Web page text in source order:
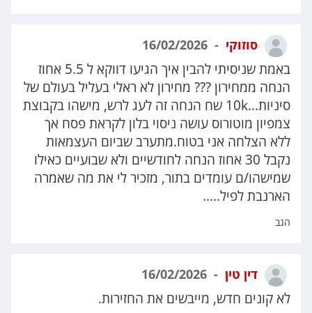
סוזוקי
באמת שניסיתי להבין איך הגיעו דווקא ל 5.5 אחוז
הנחה ממחירון ??? מחירון לא ראלי בעליל בעולם של
סיניות...10k שח הנחה זה לעג לרש, מישהו בקבוצת
צמפיון מוטורוס עושה ניסוי בלון לקראת פסח אך
ללא הצלחה אני בטוח.מתערב שביום העצמאות
נקבל 30 אחוז הנחה לחודשיים ולא שבועיים כאילו
שמישהו/ם עומדים בתור, מזכיר לי את מה שאמרה
הארנבת לפיל.....
הגב
דין טין
לא קונים חדש, מייבשים את החזירות.